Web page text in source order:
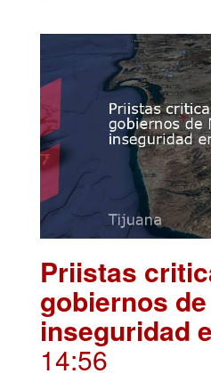
Priistas
gobiernos
inseguridad
14:56